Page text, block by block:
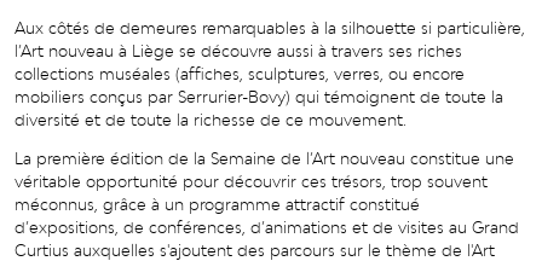
Aux côtés de demeures remarquables à la silhouette si particulière,
l’Art nouveau à Liège se découvre aussi à travers ses riches
collections muséales (affiches, sculptures, verres, ou encore
mobiliers conçus par Serrurier-Bovy) qui témoignent de toute la
diversité et de toute la richesse de ce mouvement.
La première édition de la Semaine de l’Art nouveau constitue une
véritable opportunité pour découvrir ces trésors, trop souvent
méconnus, grâce à un programme attractif constitué
d’expositions, de conférences, d’animations et de visites au Grand
Curtius auxquelles s'ajoutent des parcours sur le thème de l'Art